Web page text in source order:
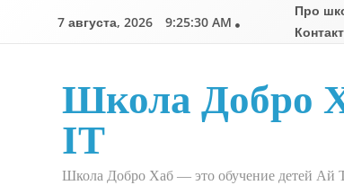
7 августа, 2026 9:25:31 AM
Про
Школа Добро
IT
Школа Добро Хаб — это обучение детей Ай